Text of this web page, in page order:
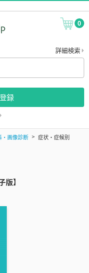
0
詳細検索
録
・画像診断
症状・症候別
】